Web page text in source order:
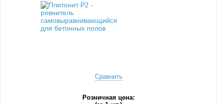
Сравнить
Розничная цена: